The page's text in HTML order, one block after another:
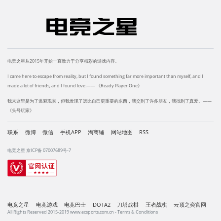
电竞之星从2015年开始一直致力于分享精彩的游戏内容。
I came here to escape from reality, but I found something far more important than myself, and I
made a lot of friends, and I found love.—— 《Ready Player One》
我来这里是为了逃避现实，但我发现了远比自己更重要的东西，我交到了许多朋友，我找到了真爱。——
《头号玩家》
联系 微博 微信 手机APP 淘商铺 网站地图 RSS
电竞之星 京ICP备 07007689号-7
电竞之星 电竞游戏 电竞巴士 DOTA2 刀塔战棋 王者战棋 云顶之奕官网
All Rights Reserved 2015-2019 www.ecsports.com.cn - Terms & Conditions